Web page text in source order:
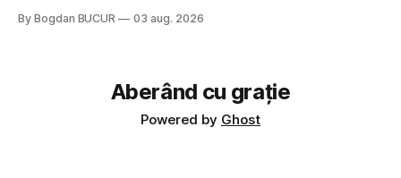
fine dining din alte show-uri... așa că am zis pas. Apoi ceva,
By Bogdan BUCUR 03 aug. 2026
Aberând cu grație
Powered by Ghost